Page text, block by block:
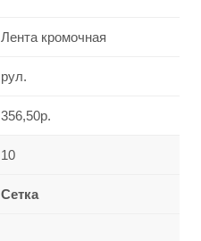
Лента кромочная
рул.
356,50р.
10
Сетка